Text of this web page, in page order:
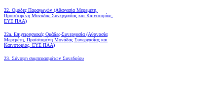
22. Ομάδες Παραγωγών (Αθανασία Μερεμέτη,
Προϊσταμένη Μονάδας Συνεργασίας και Καινοτομίας,
ΕΥΕ ΠΑΑ)
22a. Επιχειρησιακές Ομάδες-Συνεργασία (Αθανασία
Μερεμέτη, Προϊσταμένη Μονάδας Συνεργασίας και
Καινοτομίας, ΕΥΕ ΠΑΑ)
23. Σύνοψη συμπερασμάτων Συνεδρίου